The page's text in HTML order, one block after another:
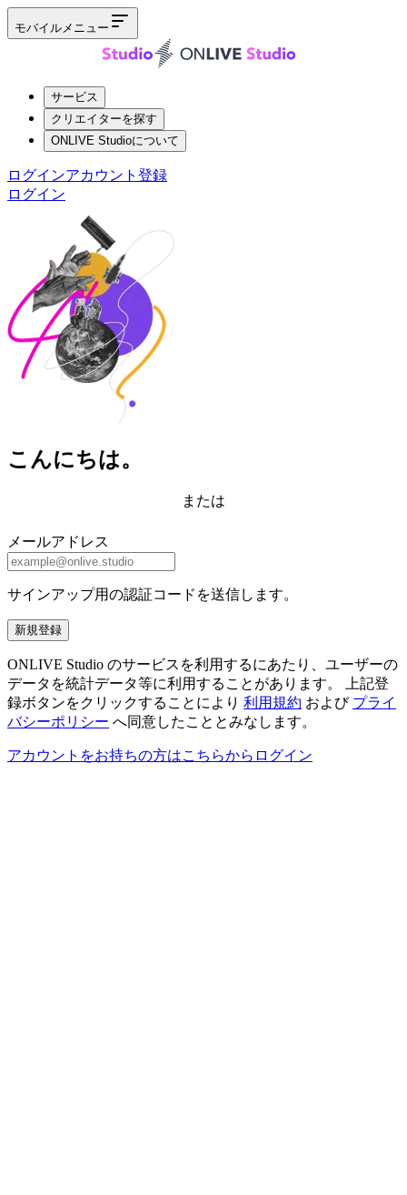
モバイルメニュー
サービス
クリエイターを探す
ONLIVE Studioについて
ログインアカウント登録
ログイン
こんにちは。
または
メールアドレス
サインアップ用の認証コードを送信します。
新規登録
ONLIVE Studio のサービスを利用するにあたり、ユーザーの
データを統計データ等に利用することがあります。 上記登
録ボタンをクリックすることにより 利用規約 および プライ
バシーポリシー へ同意したこととみなします。
アカウントをお持ちの方はこちらからログイン